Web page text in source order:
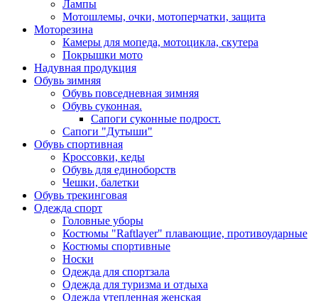
Лампы
Мотошлемы, очки, мотоперчатки, защита
Моторезина
Камеры для мопеда, мотоцикла, скутера
Покрышки мото
Надувная продукция
Обувь зимняя
Обувь повседневная зимняя
Обувь суконная.
Сапоги суконные подрост.
Сапоги "Дутыши"
Обувь спортивная
Кроссовки, кеды
Обувь для единоборств
Чешки, балетки
Обувь трекинговая
Одежда спорт
Головные уборы
Костюмы "Raftlayer" плавающие, противоударные
Костюмы спортивные
Носки
Одежда для спортзала
Одежда для туризма и отдыха
Одежда утепленная женская